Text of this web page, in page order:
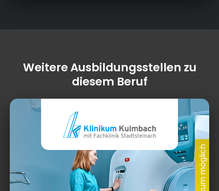
Weitere Ausbildungsstellen zu
diesem Beruf